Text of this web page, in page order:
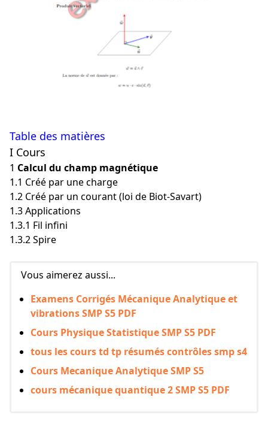
Table des matières
I Cours
1 Calcul du champ magnétique
1.1 Créé par une charge
1.2 Créé par un courant (loi de Biot-Savart)
1.3 Applications
1.3.1 Fil infini
1.3.2 Spire
Vous aimerez aussi...
Examens Corrigés Mécanique Analytique et
vibrations SMP S5 PDF
Cours Physique Statistique SMP S5 PDF
tous les cours td tp résumés contrôles smp s4
Cours Mecanique Analytique SMP S5
cours mécanique quantique 2 SMP S5 PDF